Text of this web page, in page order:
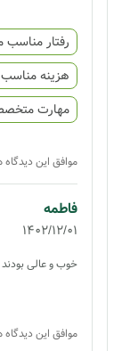
رفتار
هزینه مناسب
مهارت
موافق این
فاطمه
1402/12/01
خوب و عالی
موافق این